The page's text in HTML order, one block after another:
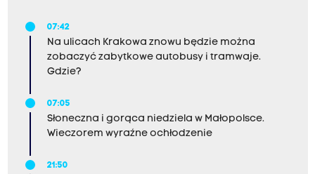
07:42
Na ulicach Krakowa znowu będzie można
zobaczyć zabytkowe autobusy i tramwaje.
Gdzie?
07:05
Słoneczna i gorąca niedziela w Małopolsce.
Wieczorem wyraźne ochłodzenie
21:50